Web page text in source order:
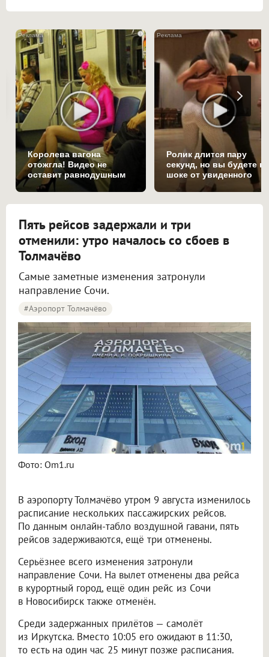
i
Королева вагона
отожгла! Видео не
оставит равнодушным
Ролик длится пару
секунд, но вы будете в
шоке от увиденного
Пять рейсов задержали и три
отменили: утро началось со сбоев в
Толмачёво
Самые заметные изменения затронули
направление Сочи.
#Аэропорт Толмачёво
Фото: Om1.ru
В аэропорту Толмачёво утром 9 августа изменилось
расписание нескольких пассажирских рейсов.
По данным онлайн-табло воздушной гавани, пять
рейсов задерживаются, ещё три отменены.
Серьёзнее всего изменения затронули
направление Сочи. На вылет отменены два рейса
в курортный город, ещё один рейс из Сочи
в Новосибирск также отменён.
Среди задержанных прилётов — самолёт
из Иркутска. Вместо 10:05 его ожидают в 11:30,
то есть на один час 25 минут позже расписания.